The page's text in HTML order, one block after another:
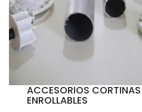
ACCESORIOS CORTINAS
ENROLLABLES